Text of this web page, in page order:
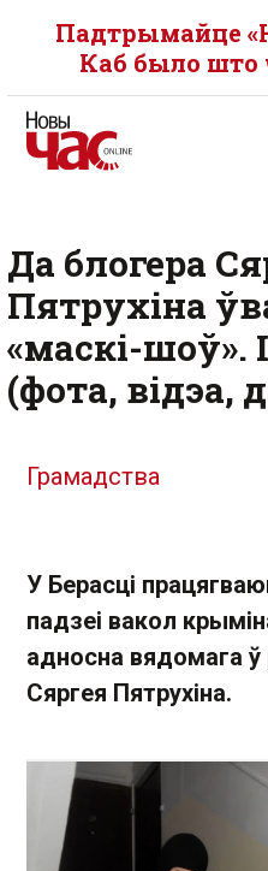
Падтрымайце
Каб было што
Да блогера
Пятрухіна
«маскі-шоў».
(фота, відэа,
Грамадства
У Берасці
падзеі вакол
адносна вядомага ў
Сяргея Пятрухіна.